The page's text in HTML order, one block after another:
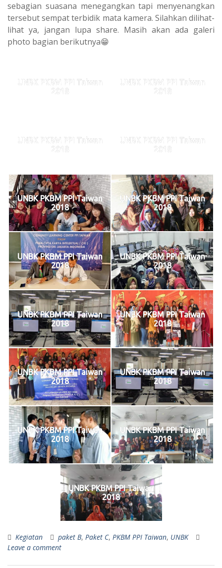
sebagian suasana menegangkan tapi menyenangkan
tersebut sempat terbidik mata kamera. Silahkan dilihat-
lihat ya, jangan lupa share. Masih akan ada galeri
photo bagian berikutnya😁
UNBK PKBM PPI Taiwan
2018
UNBK PKBM PPI Taiwan
2018
UNBK PKBM PPI Taiwan
2018
UNBK PKBM PPI Taiwan
2018
UNBK PKBM PPI Taiwan
2018
UNBK PKBM PPI Taiwan
2018
UNBK PKBM PPI Taiwan
2018
UNBK PKBM PPI Taiwan
2018
UNBK PKBM PPI Taiwan
2018
UNBK PKBM PPI Taiwan
2018
UNBK PKBM PPI Taiwan
2018
UNBK PKBM PPI Taiwan
2018
UNBK PKBM PPI Taiwan
2018
UNBK PKBM PPI Taiwan
2018
UNBK PKBM PPI Taiwan
2018
Kegiatan paket B, Paket C, PKBM PPI Taiwan, UNBK
Leave a comment